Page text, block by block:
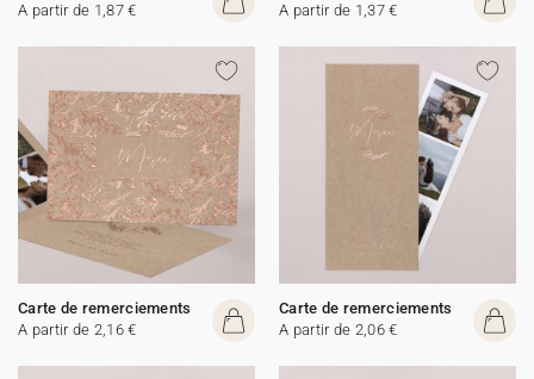
A partir de 1,87 €
A partir de 1,37 €
Carte de remerciements
A partir de 2,16 €
Carte de remerciements
A partir de 2,06 €